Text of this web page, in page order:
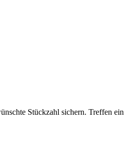
Treffen ein